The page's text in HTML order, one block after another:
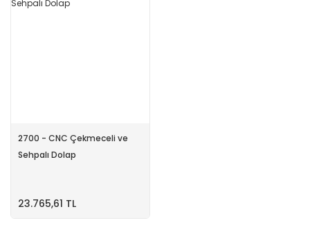
2700 - CNC Çekmeceli ve
Sehpalı Dolap
23.765,61 TL